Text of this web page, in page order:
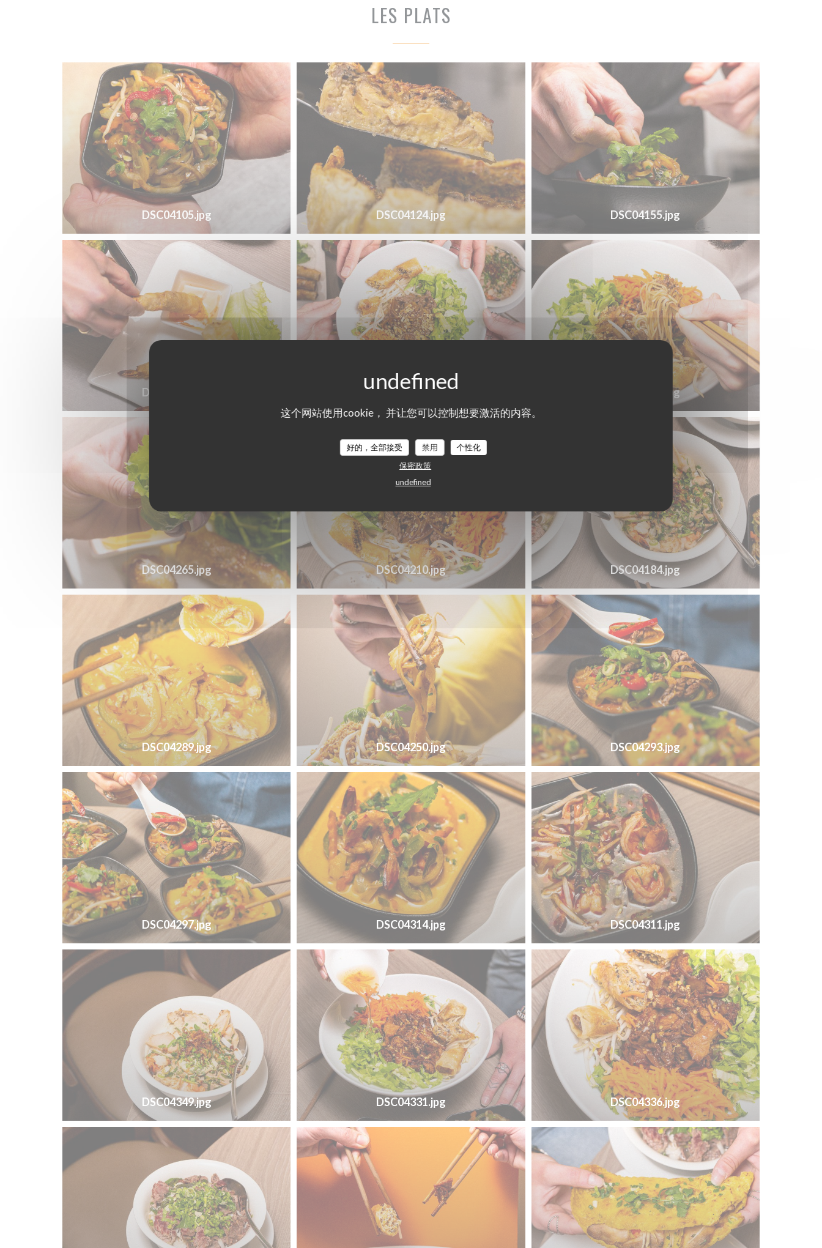
这个网站使用cookie， 并让您可以控制想要激活的内容。
好的，全部接受 禁用
个性化
保密政策
undefined
LES PLATS
DSC04105.jpg DSC04124.jpg DSC04155.jpg
DSC04169.jpg DSC04177.jpg DSC04231.jpg
DSC04265.jpg DSC04210.jpg DSC04184.jpg
DSC04289.jpg DSC04250.jpg DSC04293.jpg
DSC04297.jpg DSC04314.jpg DSC04311.jpg
DSC04349.jpg DSC04331.jpg DSC04336.jpg